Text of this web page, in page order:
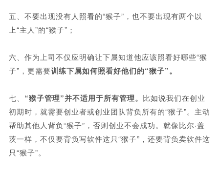
五、不要出现没有人照看的“猴子”，也不要出现有两个以
上“主人”的“猴子”；
六、作为上司不仅应明确让下属知道他应该照看好哪些“猴
子”，更需要训练下属如何照看好他们的“猴子”。
七、 “猴子管理”并不适用于所有管理。 比如说我们在创业
初期时，就需要创业者或创业团队背负所有的“猴子”。主动
帮助其他人背负“猴子”，否则创业不会成功。就像比尔·盖
茨一样，不仅要背负写软件这只“猴子”，还要背负卖软件这
只“猴子”。